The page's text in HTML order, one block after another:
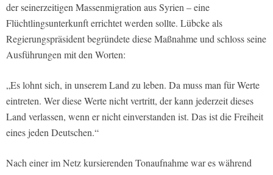
der seinerzeitigen Massenmigration aus Syrien – eine
Flüchtlingsunterkunft errichtet werden sollte. Lübcke als
Regierungspräsident begründete diese Maßnahme und schloss seine
Ausführungen mit den Worten:
„Es lohnt sich, in unserem Land zu leben. Da muss man für Werte
eintreten. Wer diese Werte nicht vertritt, der kann jederzeit dieses
Land verlassen, wenn er nicht einverstanden ist. Das ist die Freiheit
eines jeden Deutschen.“
Nach einer im Netz kursierenden Tonaufnahme war es während